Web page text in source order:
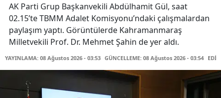
AK Parti Grup Başkanvekili Abdülhamit Gül, saat
02.15’te TBMM Adalet Komisyonu’ndaki çalışmalardan
paylaşım yaptı. Görüntülerde Kahramanmaraş
Milletvekili Prof. Dr. Mehmet Şahin de yer aldı.
YAYINLAMA: 08 Ağustos 2026 - 03:53 GÜNCELLEME: 08 Ağustos 2026 - 03:54